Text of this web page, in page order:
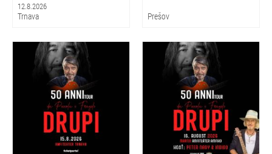
12.8.2026
Trnava Prešov